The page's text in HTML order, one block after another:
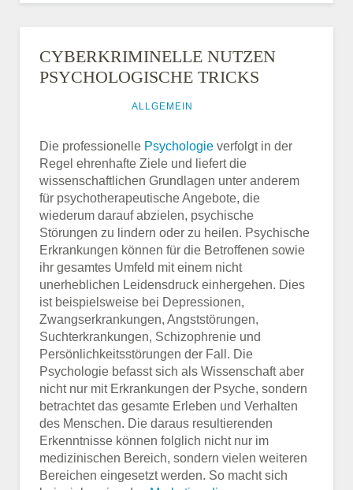
CYBERKRIMINELLE NUTZEN
PSYCHOLOGISCHE TRICKS
ALLGEMEIN
Die professionelle Psychologie verfolgt in der
Regel ehrenhafte Ziele und liefert die
wissenschaftlichen Grundlagen unter anderem
für psychotherapeutische Angebote, die
wiederum darauf abzielen, psychische
Störungen zu lindern oder zu heilen. Psychische
Erkrankungen können für die Betroffenen sowie
ihr gesamtes Umfeld mit einem nicht
unerheblichen Leidensdruck einhergehen. Dies
ist beispielsweise bei Depressionen,
Zwangserkrankungen, Angststörungen,
Suchterkrankungen, Schizophrenie und
Persönlichkeitsstörungen der Fall. Die
Psychologie befasst sich als Wissenschaft aber
nicht nur mit Erkrankungen der Psyche, sondern
betrachtet das gesamte Erleben und Verhalten
des Menschen. Die daraus resultierenden
Erkenntnisse können folglich nicht nur im
medizinischen Bereich, sondern vielen weiteren
Bereichen eingesetzt werden. So macht sich